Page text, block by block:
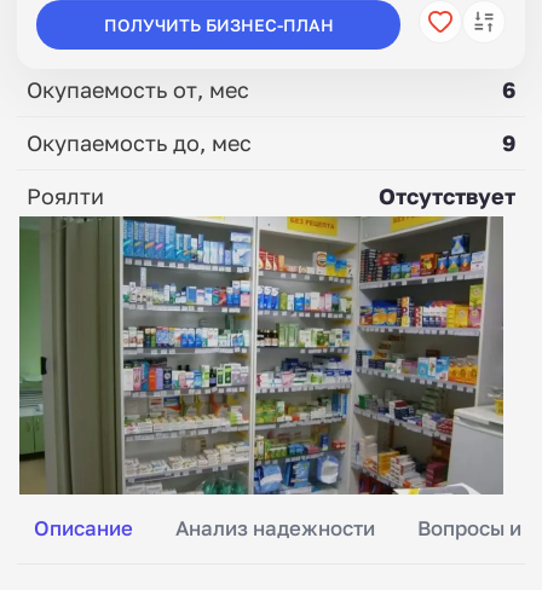
Описание Анализ надежности Вопросы и
ПОЛУЧИТЬ БИЗНЕС-ПЛАН
Окупаемость от, мес
6
Окупаемость до, мес
9
Роялти
Отсутствует